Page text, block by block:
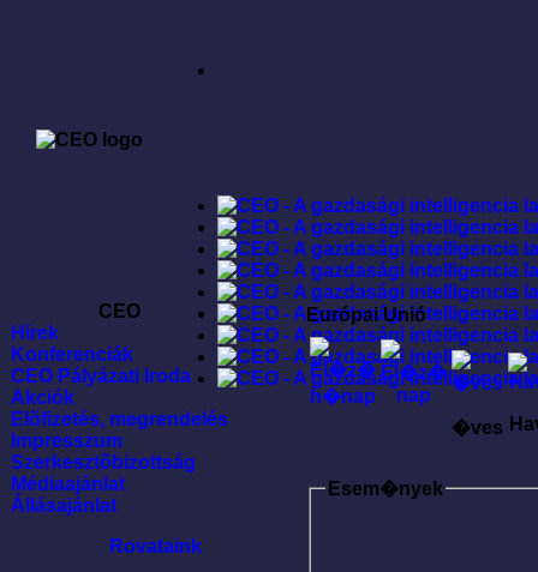
CEO
Hírek
Konferenciák
CEO Pályázati Iroda
Akciók
Elõfizetés, megrendelés
Impresszum
Szerkesztõbizottság
Médiaajánlat
Állásajánlat
Rovataink
Európai Unió
�ves
Esem�nyek